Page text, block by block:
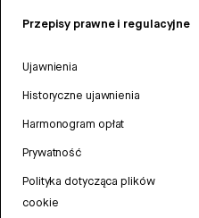
Przepisy prawne i regulacyjne
Ujawnienia
Historyczne ujawnienia
Harmonogram opłat
Prywatność
Polityka dotycząca plików
cookie